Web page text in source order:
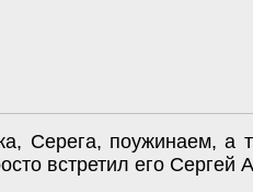
Серега, поужинаем, а
встретил его Сергей